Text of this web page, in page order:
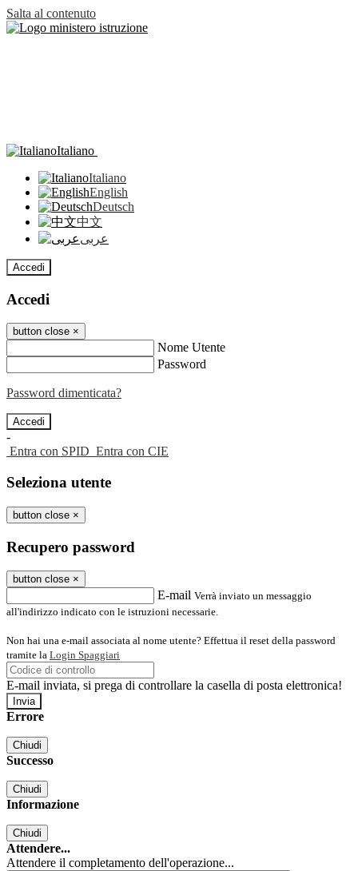
Salta al contenuto
Italiano
Italiano
English
Deutsch
中文
عربى
Accedi
Accedi
button close ×
Nome Utente
Password
Password dimenticata?
-
Entra con SPID Entra con CIE
Seleziona utente
button close ×
Recupero password
button close ×
E-mail Verrà inviato un messaggio
all'indirizzo indicato con le istruzioni necessarie.
Non hai una e-mail associata al nome utente? Effettua il reset della password
tramite la Login Spaggiari
E-mail inviata, si prega di controllare la casella di posta elettronica!
Errore
Chiudi
Successo
Chiudi
Informazione
Chiudi
Attendere...
Attendere il completamento dell'operazione...